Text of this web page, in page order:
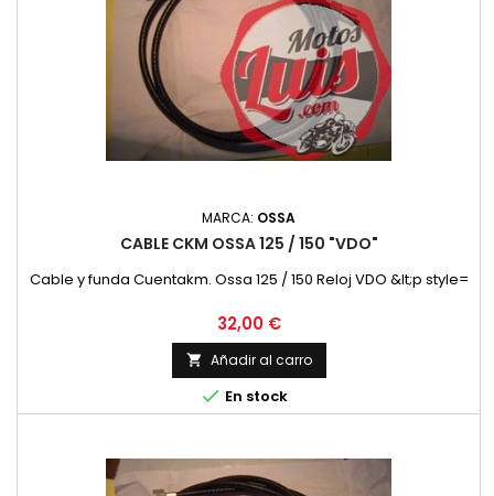
MARCA: OSSA
CABLE CKM OSSA 125 / 150 "VDO"
Cable y funda Cuentakm. Ossa 125 / 150 Reloj VDO &lt;p style=
Precio
32,00 €
 Añadir al carro
 En stock